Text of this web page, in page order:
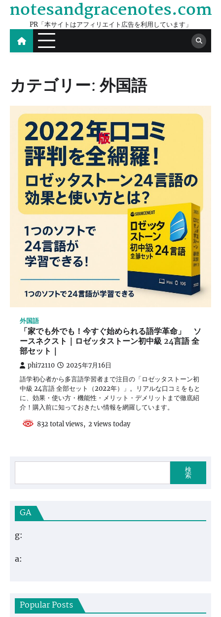
Skip
content
notesandgracenotes.com
PR「本サイトはアフィリエイト広告を利用しています」
カテゴリー:外国語
外国語
「家でも外でも！今すぐ始められる語学革命」 ソ
ースネクスト｜ロゼッタストーン初中級 24言語 全
部セット｜
phi72110 2025年7月16日
語学初心者から多言語学習者まで注目の「ロゼッタストーン初
中級 24言語 全部セット（2022年）」。リアルな口コミをもと
に、効果・使い方・機能性・メリット・デメリットまで徹底紹
介！購入前に知っておきたい情報を網羅しています。
832 total views, 2 views today
検
索
GA
g:
a:
Popular Posts